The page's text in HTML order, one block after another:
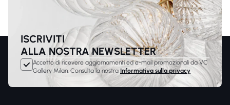
ISCRIVITI
ALLA NOSTRA NEWSLETTER
Accetto di ricevere aggiornamenti ed e-mail promozionali da VC
Gallery Milan. Consulta la nostra Informativa sulla privacy